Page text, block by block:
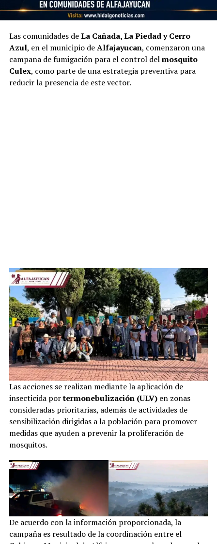
Las comunidades deLa Cañada, La Piedad y Cerro
Azul, en el municipio deAlfajayucan, comenzaron una
campaña de fumigación para el control delmosquito
Culex, como parte de una estrategia preventiva para
reducir la presencia de este vector.
Las acciones se realizan mediante la aplicación de
insecticida portermonebulización (ULV)en zonas
consideradas prioritarias, además de actividades de
sensibilización dirigidas a la población para promover
medidas que ayuden a prevenir la proliferación de
mosquitos.
De acuerdo con la información proporcionada, la
campaña es resultado de la coordinación entre el